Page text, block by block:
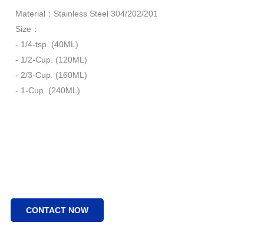
Material：Stainless Steel 304/202/201
Size：
- 1/4-tsp. (40ML)
- 1/2-Cup. (120ML)
- 2/3-Cup. (160ML)
- 1-Cup. (240ML)
CONTACT NOW